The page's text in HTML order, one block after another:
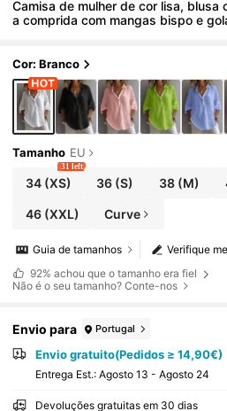
Camisa de mulher de cor lisa, blusa
a comprida com mangas bispo e
Cor: Branco
Tamanho EU
34(XS)
31 left
36 (S) 38(M)
46(XXL) Curve
Verifique
Guia de tamanhos
92% achou que o tamanho era fiel
Não é o seu tamanho? Conte-nos
Envio para Portugal
Envio gratuito(Pedidos ≥ 14,90€)
Entrega Est.: Agosto 13 - Agosto 24
Devoluções gratuitas em 30 dias